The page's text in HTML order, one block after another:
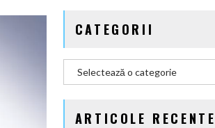
CATEGORII
ARTICOLE RECENTE